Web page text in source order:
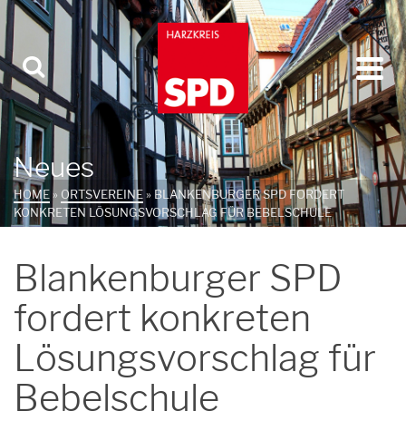
Neues
HOME» ORTSVEREINE» BLANKENBURGER SPD FORDERT
KONKRETEN LÖSUNGSVORSCHLAG FÜR BEBELSCHULE
Blankenburger SPD
fordert konkreten
Lösungsvorschlag für
Bebelschule